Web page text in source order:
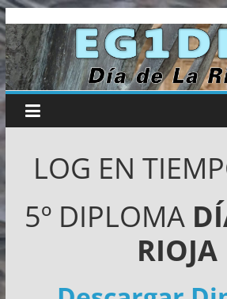
Saltar
al
contenido
Día
de
la
Rioja
–
EG1DLR
LOG EN
5º DIPLOMA
RIOJA